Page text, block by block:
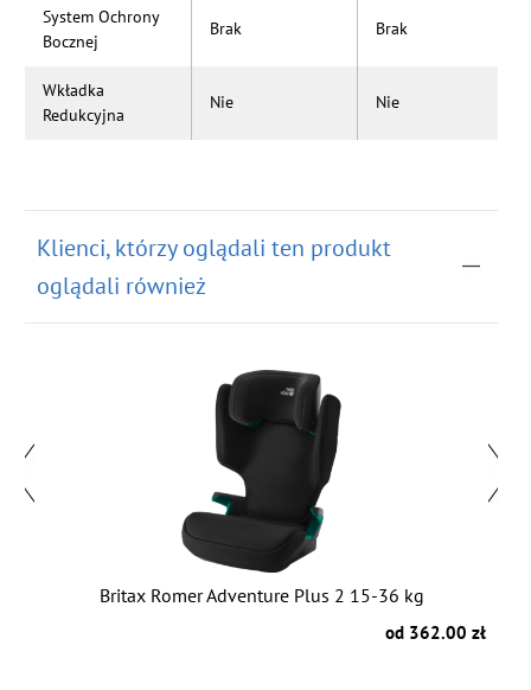
System Ochrony
Bocznej
Brak Brak
Wkładka
Redukcyjna
Nie Nie
Klienci, którzy oglądali ten produkt
oglądali również
Britax Romer Adventure Plus 2 15-36 kg
od 362.00 zł